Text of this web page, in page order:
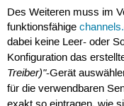
Des Weiteren muss im
funktionsfähige
dabei keine Leer- oder
Konfiguration das
Treiber)"-Gerät
für die verwendbaren